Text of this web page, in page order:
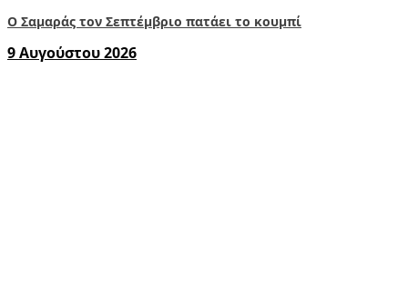
Ο Σαμαράς τον Σεπτέμβριο πατάει το κουμπί
9 Αυγούστου 2026